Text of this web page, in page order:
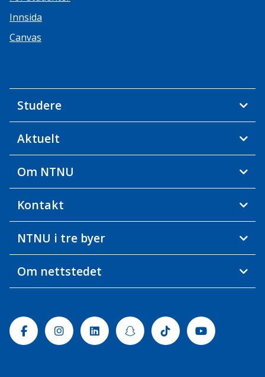
Innsida
Canvas
Studere
Aktuelt
Om NTNU
Kontakt
NTNU i tre byer
Om nettstedet
FacebookInstagramLinkedinSnapchatTiktok Youtube